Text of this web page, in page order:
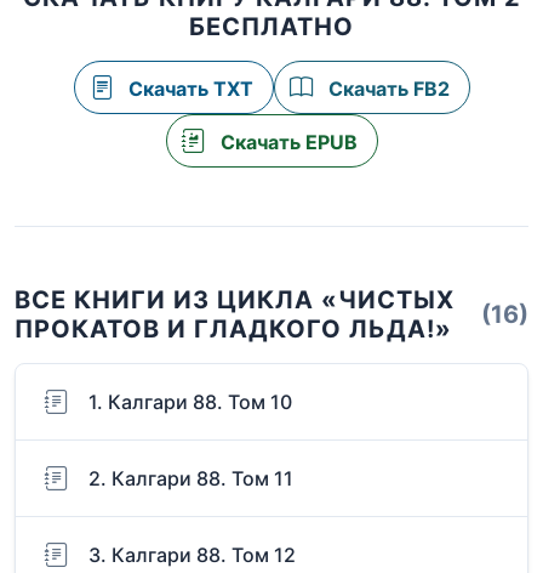
БЕСПЛАТНО
Скачать TXT Скачать FB2
Скачать EPUB
ВСЕ КНИГИ ИЗ ЦИКЛА «ЧИСТЫХ
ПРОКАТОВ И ГЛАДКОГО ЛЬДА!»
(16)
1. Калгари 88. Том 10
2. Калгари 88. Том 11
3. Калгари 88. Том 12